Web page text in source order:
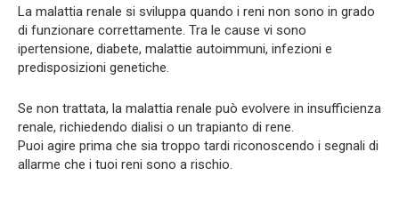
La malattia renale si sviluppa quando i reni non sono in grado
di funzionare correttamente. Tra le cause vi sono
ipertensione, diabete, malattie autoimmuni, infezioni e
predisposizioni genetiche.
Se non trattata, la malattia renale può evolvere in insufficienza
renale, richiedendo dialisi o un trapianto di rene.
Puoi agire prima che sia troppo tardi riconoscendo i segnali di
allarme che i tuoi reni sono a rischio.